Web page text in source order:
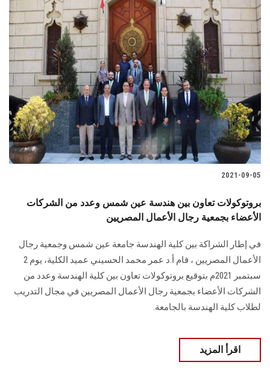
2021-09-05
بروتوكولات تعاون بين هندسة عين شمس وعدد من الشركات
الأعضاء بجمعية رجال الأعمال المصريين
في إطار الشراكة بين كلية الهندسة جامعة عين شمس وجمعية رجال
الأعمال المصريين ، قام أ.د عمر محمد الحسيني عميد الكلية، يوم 2
سبتمبر 2021م بتوقيع بروتوكولات تعاون بين كلية الهندسة وعدد من
الشركات الأعضاء بجمعية رجال الأعمال المصريين في مجال التدريب
لطلاب كلية الهندسة بالجامعة.
اقرأ المزيد